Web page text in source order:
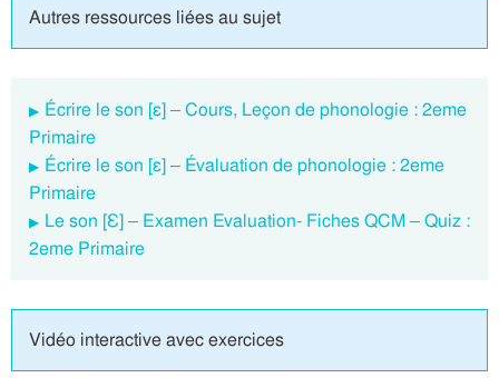
Autres ressources liées au sujet
Écrire le son [ɛ] – Cours, Leçon de phonologie : 2eme
Primaire
Écrire le son [ɛ] – Évaluation de phonologie : 2eme
Primaire
Le son [Ɛ] – Examen Evaluation- Fiches QCM – Quiz :
2eme Primaire
Vidéo interactive avec exercices